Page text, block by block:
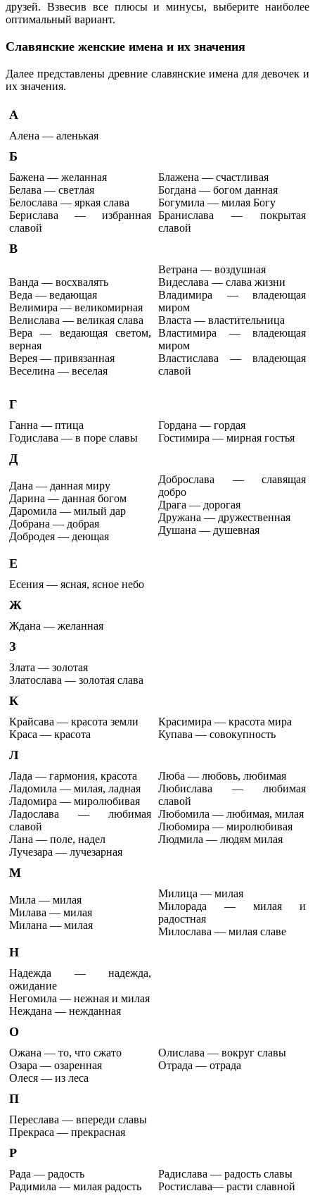
друзей. Взвесив все плюсы и минусы, выберите наиболее
оптимальный вариант.
Славянские женские имена и их значения
Далее представлены древние славянские имена для девочек и
их значения.
А
Алена — аленькая
Б
Бажена — желанная
Белава — светлая
Белослава — яркая слава
Берислава — избранная
славой
Блажена — счастливая
Богдана — богом данная
Богумила — милая Богу
Бранислава — покрытая
славой
В
Ванда — восхвалять
Веда — ведающая
Велимира — великомирная
Велислава — великая слава
Вера — ведающая светом,
верная
Верея — привязанная
Веселина — веселая
Ветрана — воздушная
Видеслава — слава жизни
Владимира — владеющая
миром
Власта — властительница
Властимира — владеющая
миром
Властислава — владеющая
славой
Г
Ганна — птица
Годислава — в поре славы
Гордана — гордая
Гостимира — мирная гостья
Д
Дана — данная миру
Дарина — данная богом
Даромила — милый дар
Добрана — добрая
Добродея — деющая
Доброслава — славящая
добро
Драга — дорогая
Дружана — дружественная
Душана — душевная
Е
Есения — ясная, ясное небо
Ж
Ждана — желанная
З
Злата — золотая
Златослава — золотая слава
К
Крайсава — красота земли
Краса — красота
Красимира — красота мира
Купава — совокупность
Л
Лада — гармония, красота
Ладомила — милая, ладная
Ладомира — миролюбивая
Ладослава — любимая
славой
Лана — поле, надел
Лучезара — лучезарная
Люба — любовь, любимая
Любислава — любимая
славой
Любомила — любимая, милая
Любомира — миролюбивая
Людмила — людям милая
М
Мила — милая
Милава — милая
Милана — милая
Милица — милая
Милорада — милая и
радостная
Милослава — милая славе
Н
Надежда — надежда,
ожидание
Негомила — нежная и милая
Неждана — нежданная
О
Ожана — то, что сжато
Озара — озаренная
Олеся — из леса
Олислава — вокруг славы
Отрада — отрада
П
Переслава — впереди славы
Прекраса — прекрасная
Р
Рада — радость
Радимила — милая радость
Радислава — радость славы
Ростислава— расти славной